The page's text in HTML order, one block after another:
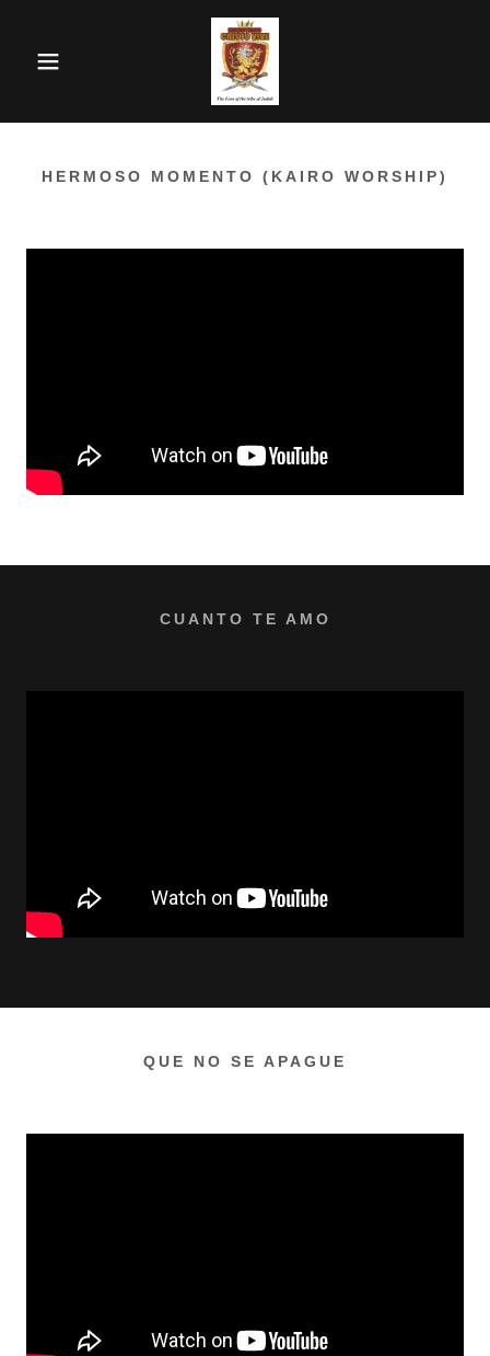
HERMOSO MOMENTO (KAIRO WORSHIP)
CUANTO TE AMO
QUE NO SE APAGUE